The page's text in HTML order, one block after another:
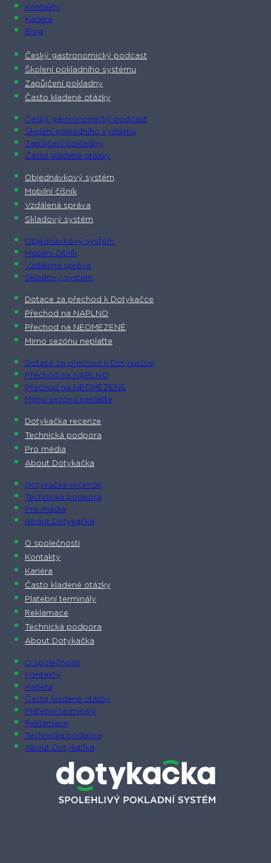
Kontakty
Kariéra
Blog
Český gastronomický podcast​
Školení pokladního systému
Zapůjčení pokladny
Často kladené otázky
Český gastronomický podcast​
Školení pokladního systému
Zapůjčení pokladny
Často kladené otázky
Objednávkový systém
Mobilní číšník
Vzdálená správa
Skladový systém
Objednávkový systém
Mobilní číšník
Vzdálená správa
Skladový systém
Dotace za přechod k Dotykačce
Přechod na NAPLNO
Přechod na NEOMEZENĚ
Mimo sezónu neplaťte
Dotace za přechod k Dotykačce
Přechod na NAPLNO
Přechod na NEOMEZENĚ
Mimo sezónu neplaťte
Dotykačka recenze
Technická podpora
Pro média
About Dotykačka
Dotykačka recenze
Technická podpora
Pro média
About Dotykačka
O společnosti
Kontakty
Kariéra
Často kladené otázky
Platební terminály
Reklamace
Technická podpora
About Dotykačka
O společnosti
Kontakty
Kariéra
Často kladené otázky
Platební terminály
Reklamace
Technická podpora
About Dotykačka